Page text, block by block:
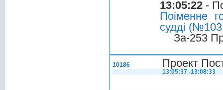
13:05:22 -
Поіменне
судді
За-253
10186 Проект
13:05:37 -13:08:33